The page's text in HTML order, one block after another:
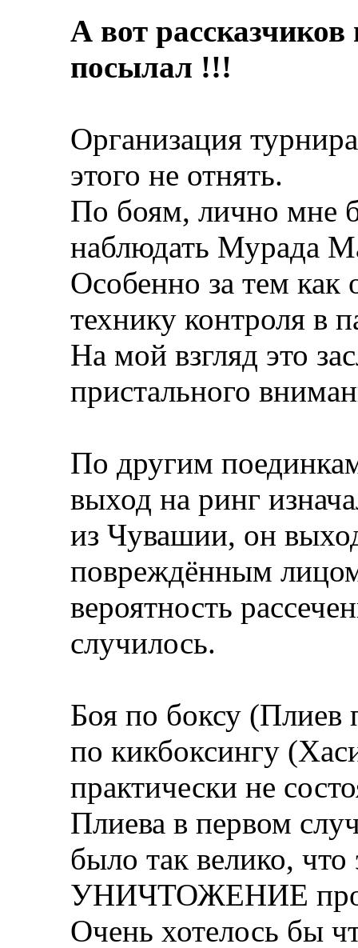
А вот
посылал !!!
Организация
этого не отнять.
По боям, лично мне
наблюдать Мурада
Особенно за тем как
технику контроля в
На мой взгляд это
пристального
По другим
выход на ринг
из Чувашии, он
повреждённым
вероятность
случилось.
Боя по боксу (Плиев
по кикбоксингу
практически не
Плиева в первом
было так велико,
УНИЧТОЖЕНИЕ
Очень хотелось бы